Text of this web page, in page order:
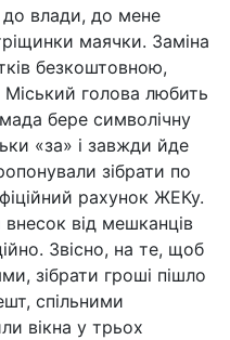
до влади, до мене
маячки. Заміна
безкоштовною,
голова любить
бере символічну
«за» і завжди йде
зібрати по
рахунок ЖЕКу.
внесок від мешканців
Звісно, на те, щоб
зібрати гроші пішло
спільними
вікна у трьох